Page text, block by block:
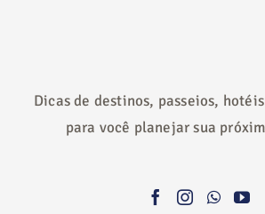
Dicas de destinos, passeios,
para você planejar sua